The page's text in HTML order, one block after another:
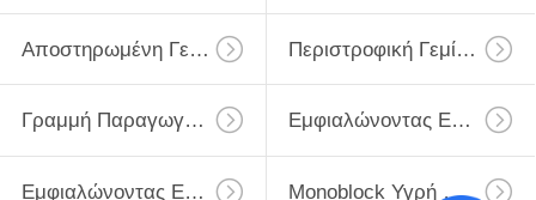
Αποστηρωμένη Γεμίζοντας Γραμμή Γάλακτος Περιστροφική Γεμίζοντας Γραμμή Μπουκαλιών Γάλακτος
Γραμμή Παραγωγής Γάλακτος UHT Εμφιαλώνοντας Εξοπλισμός Γάλακτος
Εμφιαλώνοντας Εγκαταστάσεις Γάλακτος Monoblock Υγρή Μηχανή Πλήρωσης